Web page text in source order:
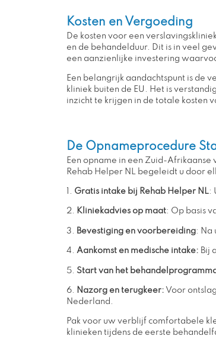
Kosten en Vergoeding
De kosten voor een
en de behandelduur. Dit is in veel
een aanzienlijke investering
Een belangrijk aandachtspunt is de
kliniek buiten de EU. Het is
inzicht te krijgen in de totale kosten
De Opnameprocedure
Een opname in een Zuid-
Rehab Helper NL begeleidt u door
1. Gratis intake bij Rehab Helper NL:
2. Kliniekadvies op maat: Op basis
3. Bevestiging en voorbereiding: Na
4. Aankomst en medische intake: Bij
5. Start van het
6. Nazorg en terugkeer: Voor
Nederland.
Pak voor uw verblijf comfortabele
klinieken tijdens de eerste